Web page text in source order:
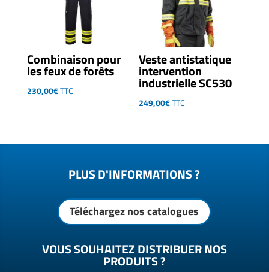
Combinaison pour
les feux de forêts
230,00€TTC
Veste antistatique
intervention
industrielle SC530
249,00€TTC
PLUS D'INFORMATIONS ?
Téléchargez nos catalogues
VOUS SOUHAITEZ DISTRIBUER NOS
PRODUITS ?